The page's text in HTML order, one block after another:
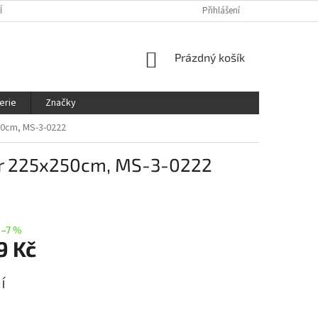
KDE NÁS NAJDETE
Přihlášení
NÁKUPNÍ
Prázdný košík
Značky
MS-3-0222
MS-3-0222
–7 %
Kč